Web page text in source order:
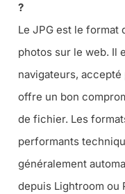
?
Le JPG est le
photos sur le web. Il
navigateurs,
offre un bon
de fichier. Les
performants
généralement
depuis Lightroom ou